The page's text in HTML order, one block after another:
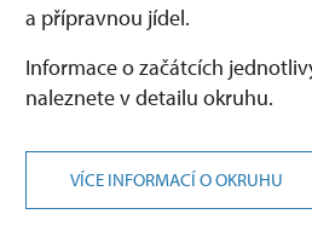
a přípravnou jídel.
Informace o začátcích
naleznete v detailu okruhu.
VÍCE INFORMACÍ O OKRUHU